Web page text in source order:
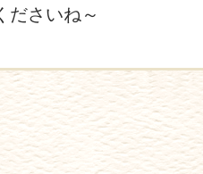
ださいね～